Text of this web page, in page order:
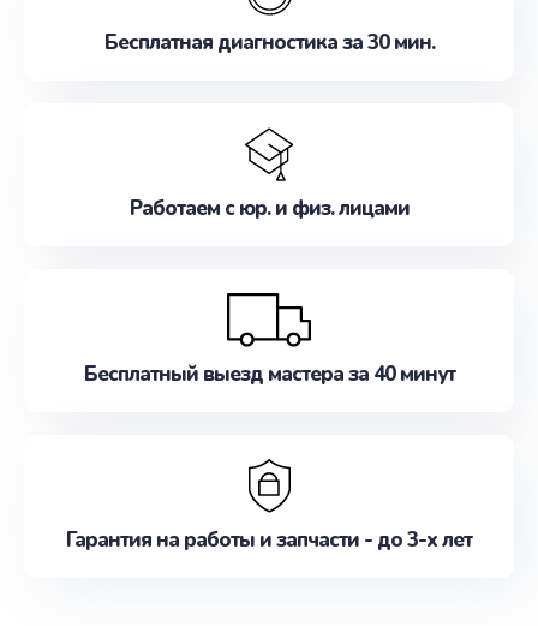
Бесплатная диагностика за 30 мин.
Работаем с юр. и физ. лицами
Бесплатный выезд мастера за 40 минут
Гарантия на работы и запчасти - до 3-х лет